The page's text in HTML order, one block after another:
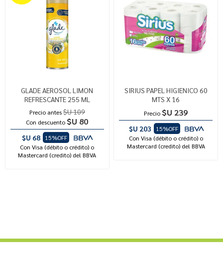
GLADE AEROSOL LIMON
REFRESCANTE 255 ML
Precio antes$U 109
Con descuento $U 80
$U 68
15%OFF
Con Visa (débito o crédito) o
Mastercard (credito) del BBVA
SIRIUS PAPEL HIGIENICO 60
MTS X 16
Precio $U 239
$U 203
15%OFF
Con Visa (débito o crédito) o
Mastercard (credito) del BBVA